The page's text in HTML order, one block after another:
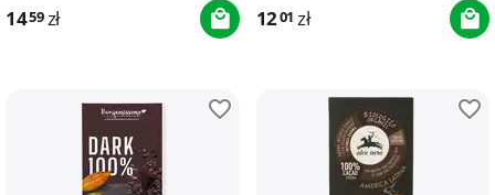
1459zł 1201 zł